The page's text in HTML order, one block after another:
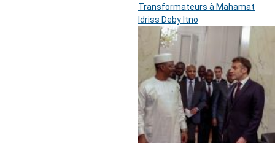
Transformateurs à Mahamat
Idriss Deby Itno